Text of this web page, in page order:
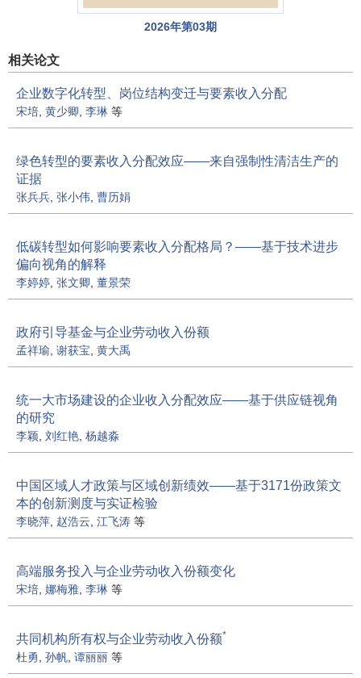
2026年第03期
相关论文
企业数字化转型、岗位结构变迁与要素收入分配
宋培 黄少卿 李琳 等
绿色转型的要素收入分配效应——来自强制性清洁生产的
证据
张兵兵 张小伟 曹历娟
低碳转型如何影响要素收入分配格局？——基于技术进步
偏向视角的解释
李婷婷 张文卿 董景荣
政府引导基金与企业劳动收入份额
孟祥瑜 谢获宝 黄大禹
统一大市场建设的企业收入分配效应——基于供应链视角
的研究
李颖 刘红艳 杨越淼
中国区域人才政策与区域创新绩效——基于3171份政策文
本的创新测度与实证检验
李晓萍 赵浩云 江飞涛 等
高端服务投入与企业劳动收入份额变化
宋培 娜梅雅 李琳 等
共同机构所有权与企业劳动收入份额*
杜勇 孙帆 谭丽丽 等